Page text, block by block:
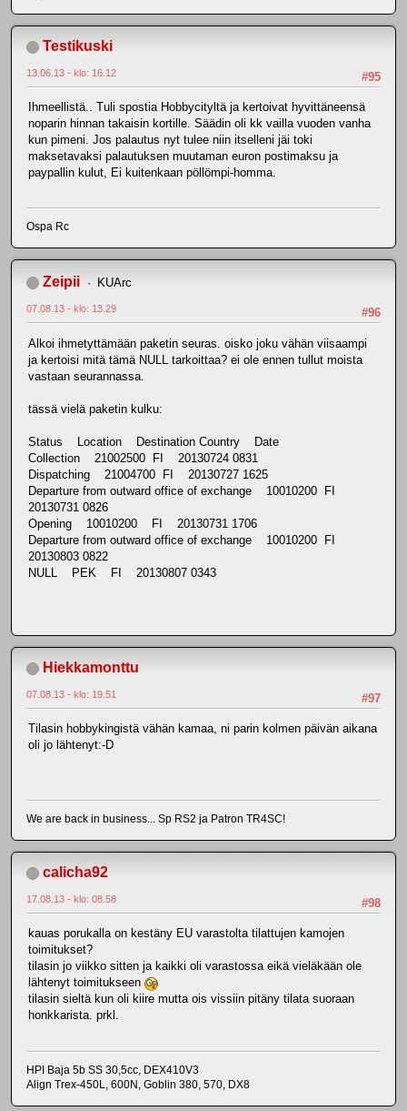
Testikuski
#95
13.06.13 - klo: 16.12
Ihmeellistä.. Tuli spostia Hobbycityltä ja kertoivat hyvittäneensä
noparin hinnan takaisin kortille. Säädin oli kk vailla vuoden vanha
kun pimeni. Jos palautus nyt tulee niin itselleni jäi toki
maksetavaksi palautuksen muutaman euron postimaksu ja
paypallin kulut, Ei kuitenkaan pöllömpi-homma.
Ospa Rc
Zeipii KUArc
#96
07.08.13 - klo: 13.29
Alkoi ihmetyttämään paketin seuras. oisko joku vähän viisaampi
ja kertoisi mitä tämä NULL tarkoittaa? ei ole ennen tullut moista
vastaan seurannassa.
tässä vielä paketin kulku:
Status Location Destination Country Date
Collection 21002500 FI 20130724 0831
Dispatching 21004700 FI 20130727 1625
Departure from outward office of exchange 10010200 FI
20130731 0826
Opening 10010200 FI 20130731 1706
Departure from outward office of exchange 10010200 FI
20130803 0822
NULL PEK FI 20130807 0343
Hiekkamonttu
#97
07.08.13 - klo: 19.51
Tilasin hobbykingistä vähän kamaa, ni parin kolmen päivän aikana
oli jo lähtenyt:-D
We are back in business... Sp RS2 ja Patron TR4SC!
calicha92
#98
17.08.13 - klo: 08.58
kauas porukalla on kestäny EU varastolta tilattujen kamojen
toimitukset?
tilasin jo viikko sitten ja kaikki oli varastossa eikä vieläkään ole
lähtenyt toimitukseen
tilasin sieltä kun oli kiire mutta ois vissiin pitäny tilata suoraan
honkkarista. prkl.
HPI Baja 5b SS 30,5cc, DEX410V3
Align Trex-450L, 600N, Goblin 380, 570, DX8